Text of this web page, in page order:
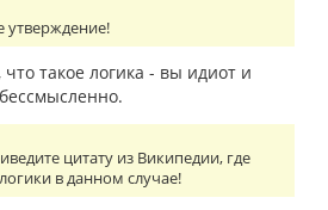
утверждение!
такое логика - вы идиот и
цитату из Википедии, где
в данном случае!